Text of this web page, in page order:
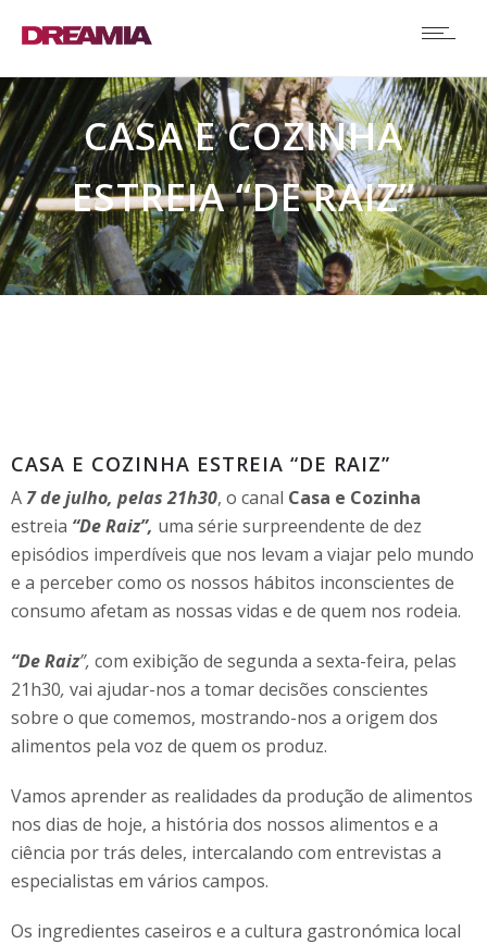
CASA E COZINHA
ESTREIA “DE RAIZ”
CASA E COZINHA ESTREIA “DE RAIZ”
A 7 de julho, pelas 21h30, o canal Casa e Cozinha
estreia “De Raiz”, uma série surpreendente de dez
episódios imperdíveis que nos levam a viajar pelo mundo
e a perceber como os nossos hábitos inconscientes de
consumo afetam as nossas vidas e de quem nos rodeia.
“De Raiz”, com exibição de segunda a sexta-feira, pelas
21h30, vai ajudar-nos a tomar decisões conscientes
sobre o que comemos, mostrando-nos a origem dos
alimentos pela voz de quem os produz.
Vamos aprender as realidades da produção de alimentos
nos dias de hoje, a história dos nossos alimentos e a
ciência por trás deles, intercalando com entrevistas a
especialistas em vários campos.
Os ingredientes caseiros e a cultura gastronómica local